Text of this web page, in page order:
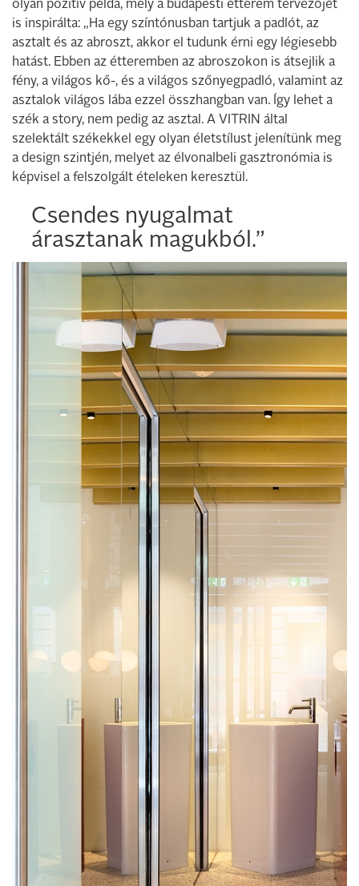
olyan pozitív példa, mely a budapesti étterem tervezőjét
is inspirálta: „Ha egy színtónusban tartjuk a padlót, az
asztalt és az abroszt, akkor el tudunk érni egy légiesebb
hatást. Ebben az étteremben az abroszokon is átsejlik a
fény, a világos kő-, és a világos szőnyegpadló, valamint az
asztalok világos lába ezzel összhangban van. Így lehet a
szék a story, nem pedig az asztal. A VITRIN által
szelektált székekkel egy olyan életstílust jelenítünk meg
a design szintjén, melyet az élvonalbeli gasztronómia is
képvisel a felszolgált ételeken keresztül.
Csendes nyugalmat
árasztanak magukból.”